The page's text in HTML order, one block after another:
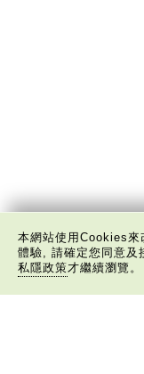
本網站使用Cookies來
體驗, 請確定您同意及
私隱政策才繼續瀏覽。